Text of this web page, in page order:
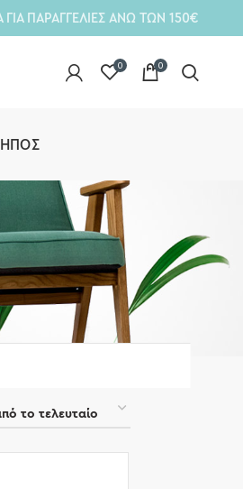
ΠΑΡΑΓΓΕΛΙΕΣ ΑΝΩ ΤΩΝ 150€
0 0